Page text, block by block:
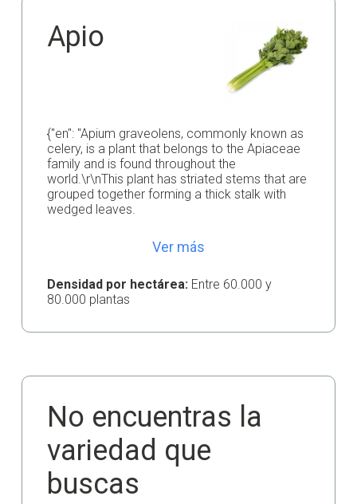
Apio
{"en": "Apium graveolens, commonly known as
celery, is a plant that belongs to the Apiaceae
family and is found throughout the
world.\r\nThis plant has striated stems that are
grouped together forming a thick stalk with
wedged leaves.
Ver más
Densidad por hectárea: Entre 60.000 y
80.000 plantas
No encuentras la
variedad que
buscas